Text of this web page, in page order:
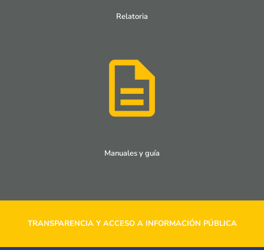
Relatoria
Manuales y guía
TRANSPARENCIA Y ACCESO A INFORMACIÓN PÚBLICA